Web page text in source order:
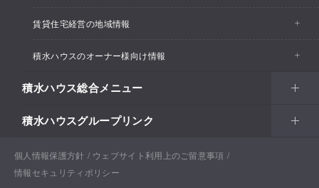
イベント情報
住宅展示場・ショールーム情報
分譲住宅・土地
戸建住宅
賃貸住宅経営の地域情報
イベント情報
支店・事業所情報
賃貸住宅経営（シャーメゾン）
土地活用
積水ハウスのオーナー様向け情報
カスタマーズセンター
リフォーム
Netオーナーズクラブ
積水ハウス総合メニュー
住まい
戸建住宅
土地活用
積水ハウスグループリンク
積水ハウスサポートプラス
個人情報保護方針
ウェブサイト利用上のご留意事項
情報セキュリティポリシー